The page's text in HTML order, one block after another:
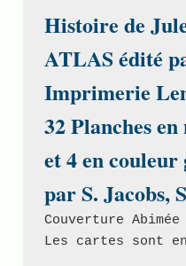
Histoire de
ATLAS édité
Imprimerie
32 Planches
et 4 en couleur
Couverture
Les cartes sont